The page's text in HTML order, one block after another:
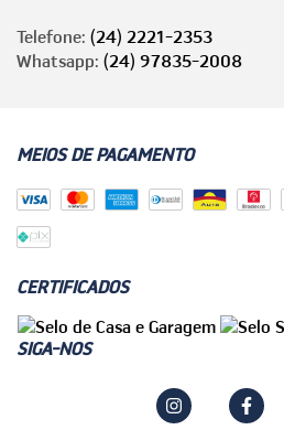
Telefone: (24) 2221-2353
Whatsapp: (24) 97835-2008
MEIOS DE PAGAMENTO
CERTIFICADOS
SIGA-NOS